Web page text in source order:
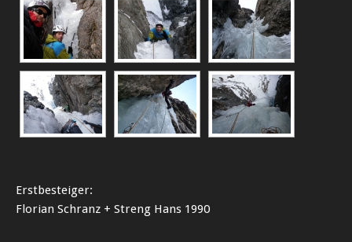
Erstbesteiger:
Florian Schranz + Streng Hans 1990